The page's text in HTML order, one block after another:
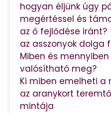
hogyan éljünk úgy
megértéssel és
az ő fejlődése iránt?
az asszonyok dolga
Miben és
valósítható meg?
Ki miben emelheti
az aranykort teremtő
mintája